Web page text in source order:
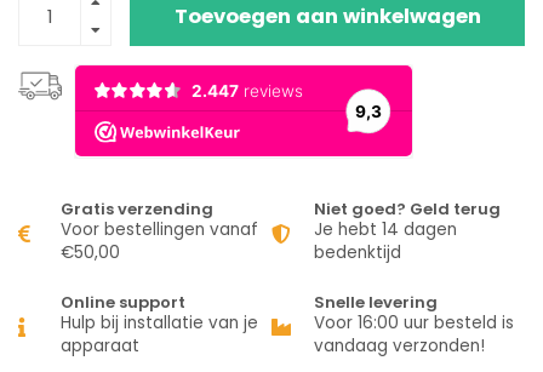
Toevoegen aan winkelwagen
Gratis verzending
Voor bestellingen vanaf
€50,00
Niet goed? Geld terug
Je hebt 14 dagen
bedenktijd
Online support
Hulp bij installatie van je
apparaat
Snelle levering
Voor 16:00 uur besteld is
vandaag verzonden!